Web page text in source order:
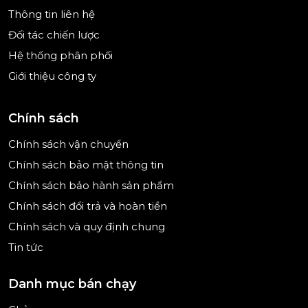
Bao bì có thể tái chế
bền vững thông qua bao bì tái chế. Đây là điểm
cộng lớn trong xu hướng tiêu dùng xanh, giảm
thiểu rác thải nhựa ra môi trường.
Không chứa phosphate và zeolit
Công thức hiện đại của GlanzMeister Platinum
hoàn toàn không chứa phosphate và zeolit, giúp
gây hại đến hệ sinh thái nước ngọt và đại dương.
Thông tin liên hệ
Đối tác chiến lược
Hệ thống phân phối
Giới thiệu công ty
Chính sách
Chính sách vận chuyển
Chính sách bảo mật thông tin
Chính sách bảo hành sản phẩm
Chính sách đổi trả và hoàn tiền
Chính sách và quy định chung
Tin tức
Danh mục bán chạy